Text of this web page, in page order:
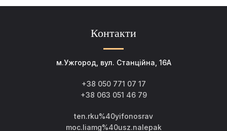
Контакти
м.Ужгород, вул. Станційна, 16А
+38 050 771 07 17
+38 063 051 46 79
ten.rku%40yifonosrav
moc.liamg%40usz.nalepak